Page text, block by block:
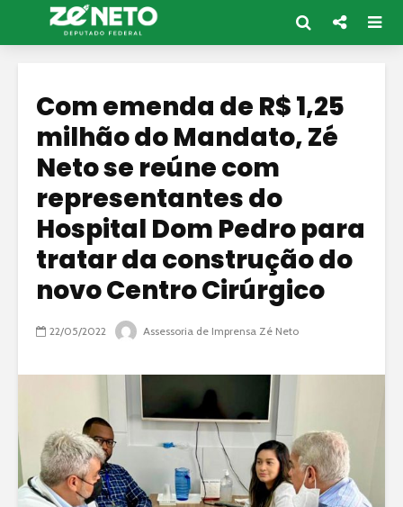
Com emenda de R$ 1,25
milhão do Mandato, Zé
Neto se reúne com
representantes do
Hospital Dom Pedro para
tratar da construção do
novo Centro Cirúrgico
22/05/2022 Assessoria de Imprensa Zé Neto